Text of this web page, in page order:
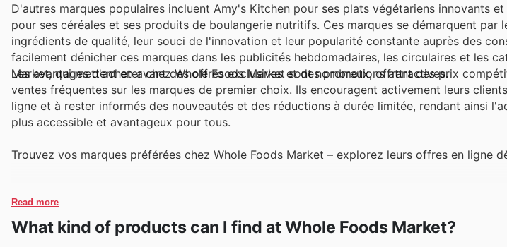
D'autres marques populaires incluent Amy's Kitchen pour ses plats végétariens innovants
pour ses céréales et ses produits de boulangerie nutritifs. Ces marques se démarquent par
ingrédients de qualité, leur souci de l'innovation et leur popularité constante auprès des
facilement dénicher ces marques dans les publicités hebdomadaires, les circulaires et les
Market, qui mettent en avant des offres exclusives et des promotions attractives.
Les avantages d'acheter chez Whole Foods Market sont nombreux, offrant des prix
ventes fréquentes sur les marques de premier choix. Ils encouragent activement leurs
ligne et à rester informés des nouveautés et des réductions à durée limitée, rendant ainsi
plus accessible et avantageux pour tous.
Trouvez vos marques préférées chez Whole Foods Market – explorez leurs offres en ligne
Read more
What kind of products can I find at Whole Foods Market?